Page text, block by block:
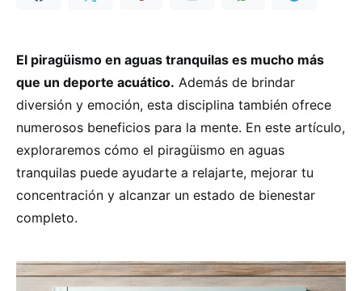
El piragüismo en aguas tranquilas es mucho más
que un deporte acuático. Además de brindar
diversión y emoción, esta disciplina también ofrece
numerosos beneficios para la mente. En este artículo,
exploraremos cómo el piragüismo en aguas
tranquilas puede ayudarte a relajarte, mejorar tu
concentración y alcanzar un estado de bienestar
completo.